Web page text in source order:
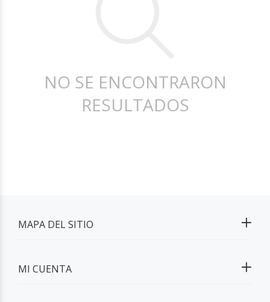
NO SE ENCONTRARON
RESULTADOS
MAPA DEL SITIO
MI CUENTA